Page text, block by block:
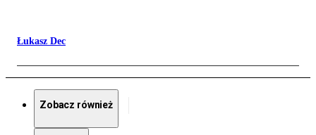
Łukasz Dec
Zobacz również